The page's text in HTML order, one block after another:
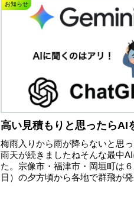
お知らせ
高い見積もりと思ったらAI
梅雨入りから雨が降らないと思
雨天が続きましたねそんな最中
た。宗像市・福津市・岡垣町は
日）の夕方頃から各地で群飛が
日（日曜日）の早朝から電話で